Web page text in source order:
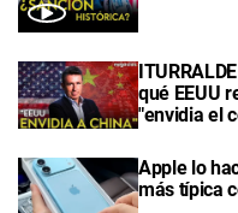
qué EEUU
"envidia el
Apple lo
más típica